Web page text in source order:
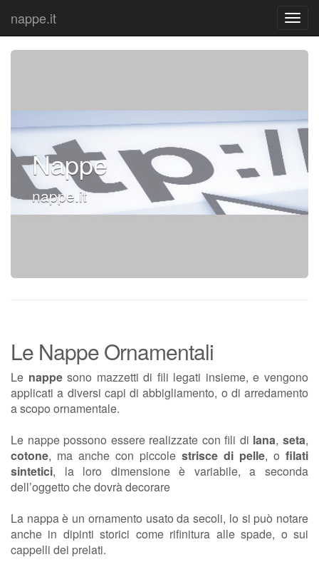
nappe.it
Nappe
nappe.it
Le Nappe Ornamentali
Le nappesono mazzetti di fili legati insieme, e vengono
applicati a diversi capi di abbigliamento, o di arredamento
a scopo ornamentale.
Le nappe possono essere realizzate con fili di lana,seta,
cotone, ma anche con piccole strisce di pelle, o filati
sintetici, la loro dimensione è variabile, a seconda
dell’oggetto che dovrà decorare
La nappa è un ornamento usato da secoli, lo si può notare
anche in dipinti storici come rifinitura alle spade, o sui
cappelli dei prelati.